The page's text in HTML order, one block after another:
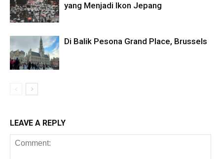
yang Menjadi Ikon Jepang
Di Balik Pesona Grand Place, Brussels
LEAVE A REPLY